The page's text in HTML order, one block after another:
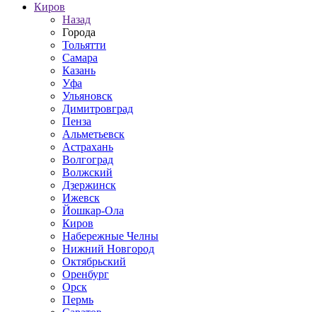
Киров
Назад
Города
Тольятти
Самара
Казань
Уфа
Ульяновск
Димитровград
Пенза
Альметьевск
Астрахань
Волгоград
Волжский
Дзержинск
Ижевск
Йошкар-Ола
Киров
Набережные Челны
Нижний Новгород
Октябрьский
Оренбург
Орск
Пермь